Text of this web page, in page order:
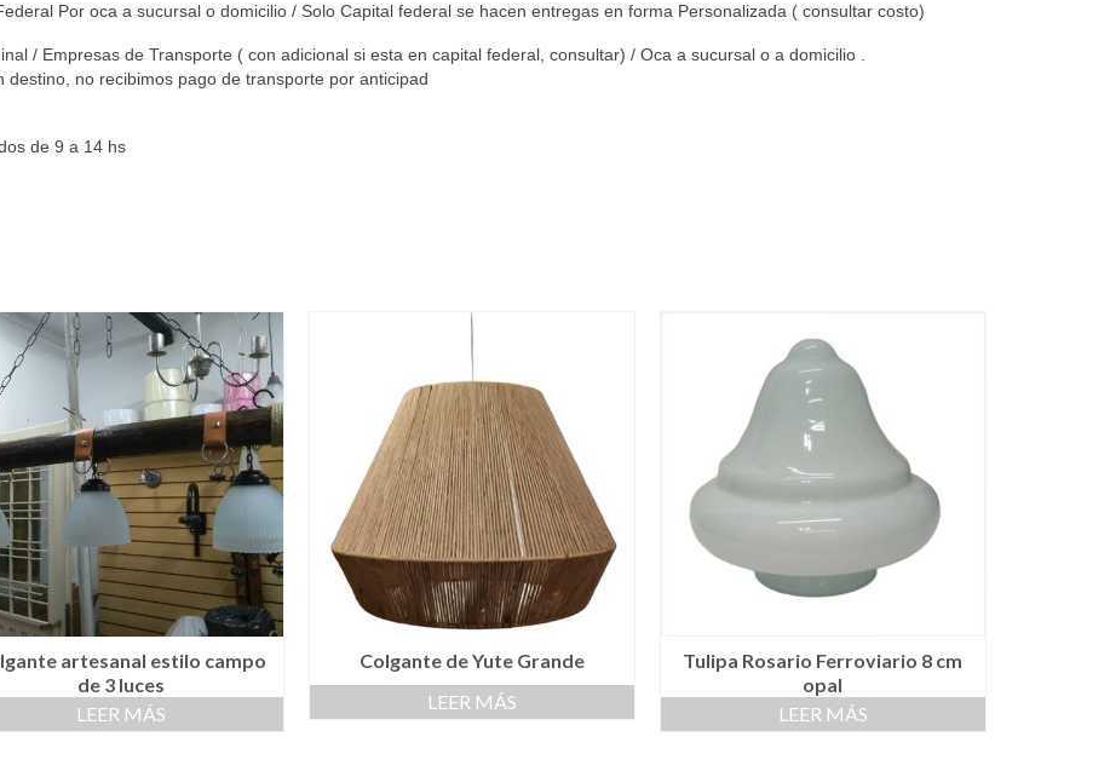
Por oca a sucursal o domicilio / Solo Capital federal se hacen entregas en forma Personalizada ( consultar costo)
/ Empresas de Transporte ( con adicional si esta en capital federal, consultar) / Oca a sucursal o a domicilio .
no recibimos pago de transporte por anticipad
de 9 a 14 hs
artesanal estilo campo
de 3 luces
LEER MÁS
Colgante de Yute Grande
LEER MÁS
Tulipa Rosario Ferroviario 8 cm
opal
LEER MÁS